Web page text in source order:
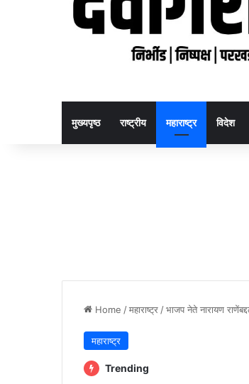
मुख्यपृष्ठ राष्ट्रीय महाराष्ट्र विदेश
Home /महाराष्ट्र /भाजप नेते नारायण
महाराष्ट्र
Trending